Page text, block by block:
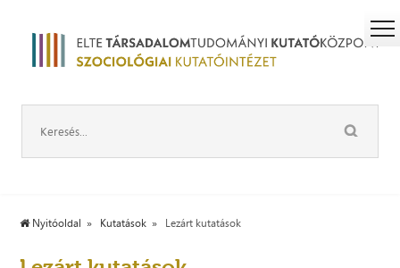
Nyitóoldal Kutatások Lezárt kutatások